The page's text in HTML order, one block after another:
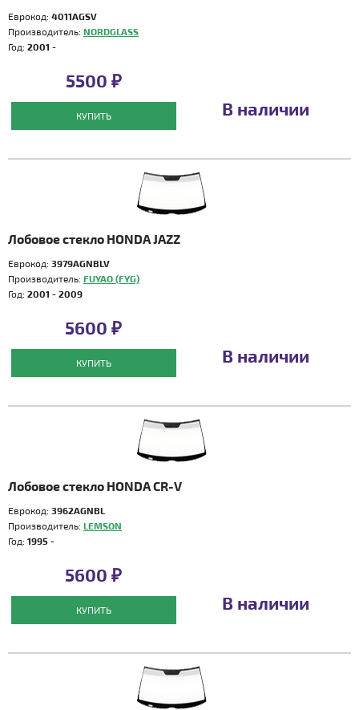
Еврокод: 4011AGSV
Производитель: NORDGLASS
Год: 2001 -
5500 ₽
КУПИТЬ В наличии
Лобовое стекло HONDA JAZZ
Еврокод: 3979AGNBLV
Производитель: FUYAO (FYG)
Год: 2001 - 2009
5600 ₽
КУПИТЬ В наличии
Лобовое стекло HONDA CR-V
Еврокод: 3962AGNBL
Производитель: LEMSON
Год: 1995 -
5600 ₽
КУПИТЬ В наличии